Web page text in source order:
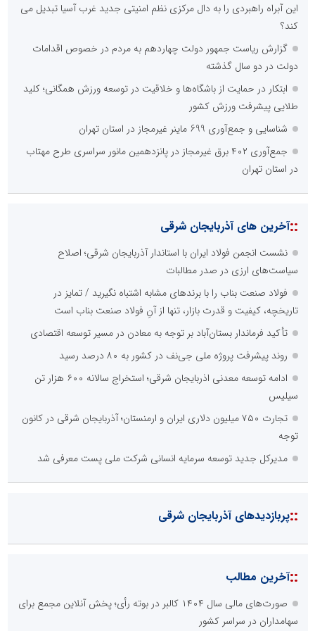
این آبراه راهبردی را به دال مرکزی نظم امنیتی جدید غرب آسیا تبدیل می
کند؟
گزارش ریاست جمهور دولت چهاردهم به مردم در خصوص اقدامات
دولت در دو سال گذشته
ابتکار در حمایت از باشگاه‌ها و خلاقیت در توسعه ورزش همگانی؛ کلید
طلایی پیشرفت ورزش کشور
شناسایی و جمع‌آوری 699 ماینر غیرمجاز در استان تهران
جمع‌آوری ۴۰۲ برق غیرمجاز در پانزدهمین مانور سراسری طرح مهتاب
در استان تهران
::آخرین های آذربایجان شرقی
نشست انجمن فولاد ایران با استاندار آذربایجان شرقی؛ اصلاح
سیاست‌های ارزی در صدر مطالبات
فولاد صنعت بناب را با برندهای مشابه اشتباه نگیرید / تمایز در
تاریخچه، کیفیت و قدرت بازار، تنها از آنِ فولاد صنعت بناب است
تأکید فرماندار بستان‌آباد بر توجه به معادن در مسیر توسعه اقتصادی
روند پیشرفت پروژه ملی جی‌نف در کشور به ۸۰ درصد رسید
ادامه توسعه معدنی اذربایجان شرقی؛ استخراج سالانه ۶۰۰ هزار تن
سیلیس
تجارت ۷۵۰ میلیون دلاری ایران و ارمنستان؛ آذربایجان شرقی در کانون
توجه
مدیرکل جدید توسعه سرمایه انسانی شرکت ملی پست معرفی شد
::پربازدیدهای آذربایجان شرقی
::آخرین مطالب
صورت‌های مالی سال ۱۴۰۴ کالبر در بوته رأی؛ پخش آنلاین مجمع برای
سهامداران در سراسر کشور